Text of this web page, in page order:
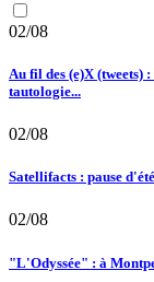
02/08
Au fil des (e)X (tweets)
tautologie...
02/08
Satellifacts : pause d'été
02/08
"L'Odyssée" : à